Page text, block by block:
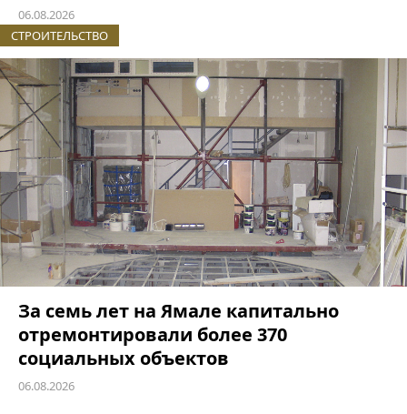
06.08.2026
СТРОИТЕЛЬСТВО
За семь лет на Ямале капитально
отремонтировали более 370
социальных объектов
06.08.2026